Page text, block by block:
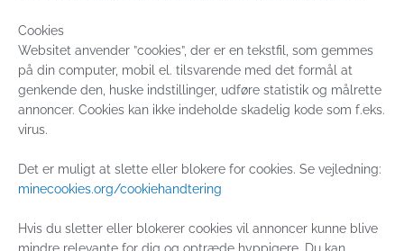
Cookies
Websitet anvender ”cookies”, der er en tekstfil, som gemmes
på din computer, mobil el. tilsvarende med det formål at
genkende den, huske indstillinger, udføre statistik og målrette
annoncer. Cookies kan ikke indeholde skadelig kode som f.eks.
virus.
Det er muligt at slette eller blokere for cookies. Se vejledning:
minecookies.org/cookiehandtering
Hvis du sletter eller blokerer cookies vil annoncer kunne blive